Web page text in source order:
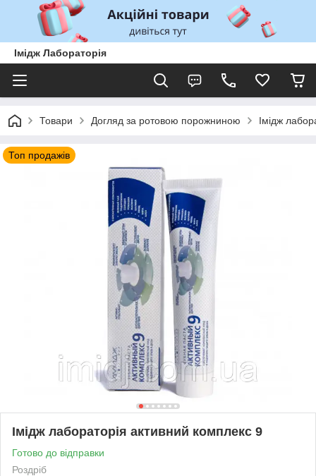
Імідж Лабораторія
Товари Догляд за ротовою порожниною Імідж
Топ продажів
Імідж лабораторія активний комплекс 9
Готово до відправки
Роздріб